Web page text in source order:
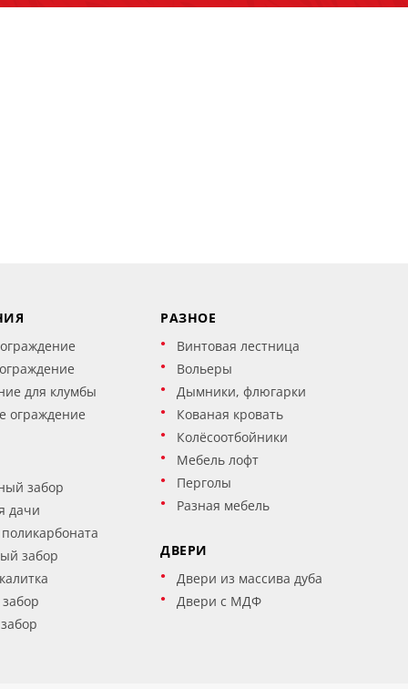
для клумбы
ограждение
забор
дачи
забор
РАЗНОЕ
Винтовая лестница
Вольеры
Дымники, флюгарки
Кованая кровать
Колёсоотбойники
Мебель лофт
Перголы
Разная мебель
ДВЕРИ
Двери из массива дуба
Двери с МДФ